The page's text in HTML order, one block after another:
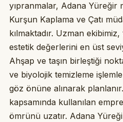
yıpranmalar, Adana Yüreğir
Kurşun Kaplama ve Çatı
kılmaktadır. Uzman
estetik değerlerini en üst
Ahşap ve taşın birleştiği
ve biyolojik temizleme
göz önüne alınarak
kapsamında kullanılan
ömrünü uzatır. Adana